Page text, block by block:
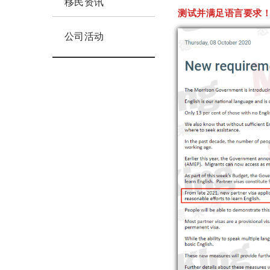
移民资讯
公司活动
测试并满足语言要求